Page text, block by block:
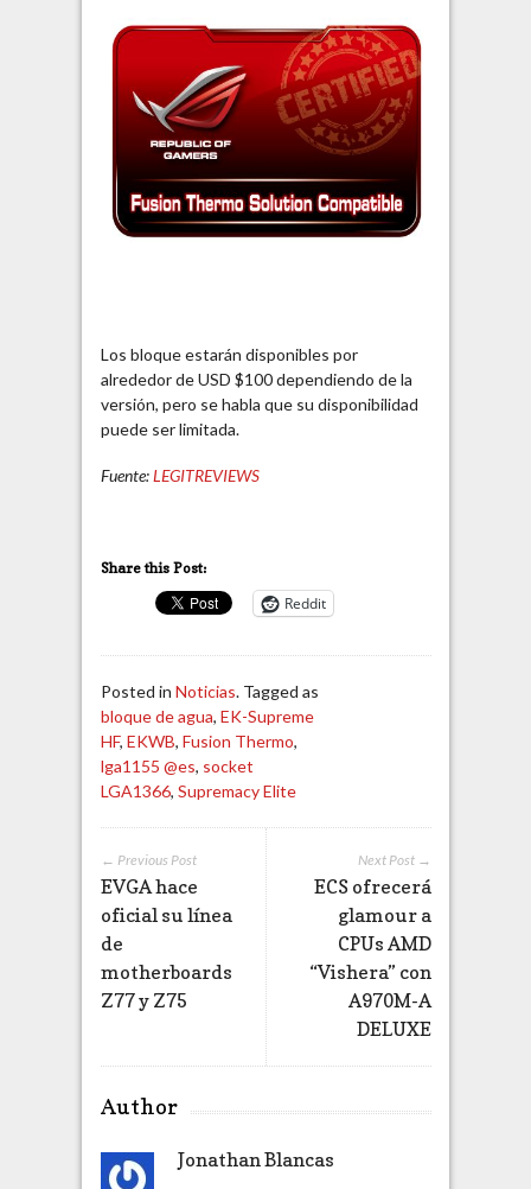
Los bloque estarán disponibles por
alrededor de USD $100 dependiendo de la
versión, pero se habla que su disponibilidad
puede ser limitada.
Fuente:LEGITREVIEWS
Share this Post:
Reddit
Posted in Noticias. Tagged as
bloque de agua, EK-Supreme
HF, EKWB, Fusion Thermo,
lga1155 @es, socket
LGA1366, Supremacy Elite
Next Post →
ECS ofrecerá
glamour a
CPUs AMD
“Vishera” con
A970M-A
DELUXE
← Previous Post
EVGA hace
oficial su línea
de
motherboards
Z77 y Z75
Author
Jonathan Blancas